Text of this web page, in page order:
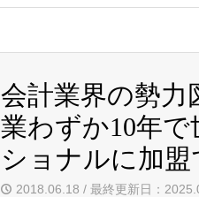
会計業界の勢力
業わずか10年
ショナルに加盟
2018.06.18 / 最終更新日：